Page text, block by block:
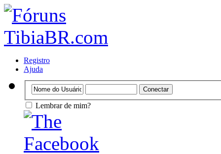
Registro
Ajuda
Lembrar de mim?